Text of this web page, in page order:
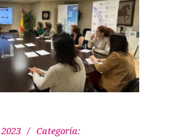
Categoría: